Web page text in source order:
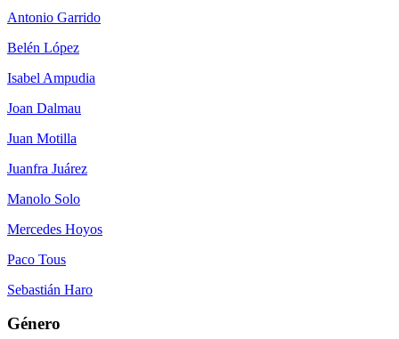
Antonio Garrido
Belén López
Isabel Ampudia
Joan Dalmau
Juan Motilla
Juanfra Juárez
Manolo Solo
Mercedes Hoyos
Paco Tous
Sebastián Haro
Género